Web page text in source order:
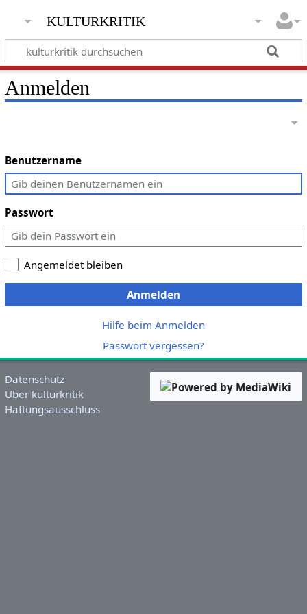
kulturkritik
Anmelden
Benutzername
Passwort
Angemeldet bleiben
Anmelden
Hilfe beim Anmelden
Passwort vergessen?
Datenschutz
Über kulturkritik
Haftungsausschluss